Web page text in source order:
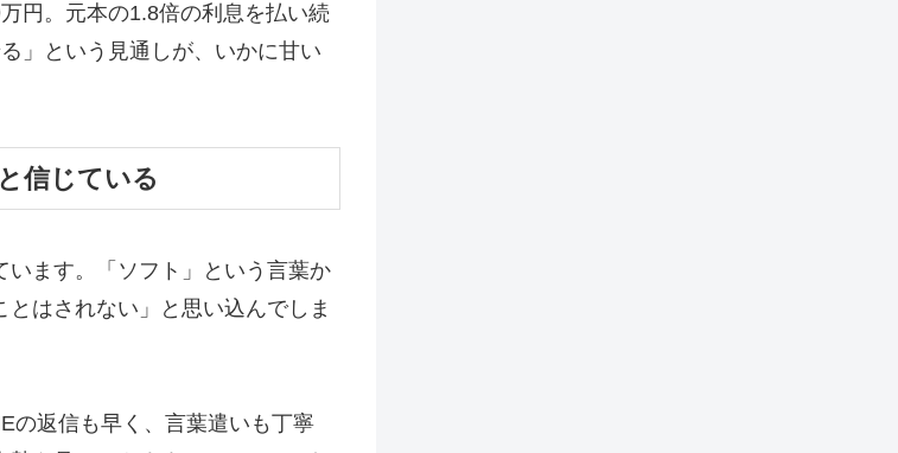
円。元本の1.8倍の利息を払い続
」という見通しが、いかに甘い
信じている
います。「ソフト」という言葉か
はされない」と思い込んでしま
の返信も早く、言葉遣いも丁寧